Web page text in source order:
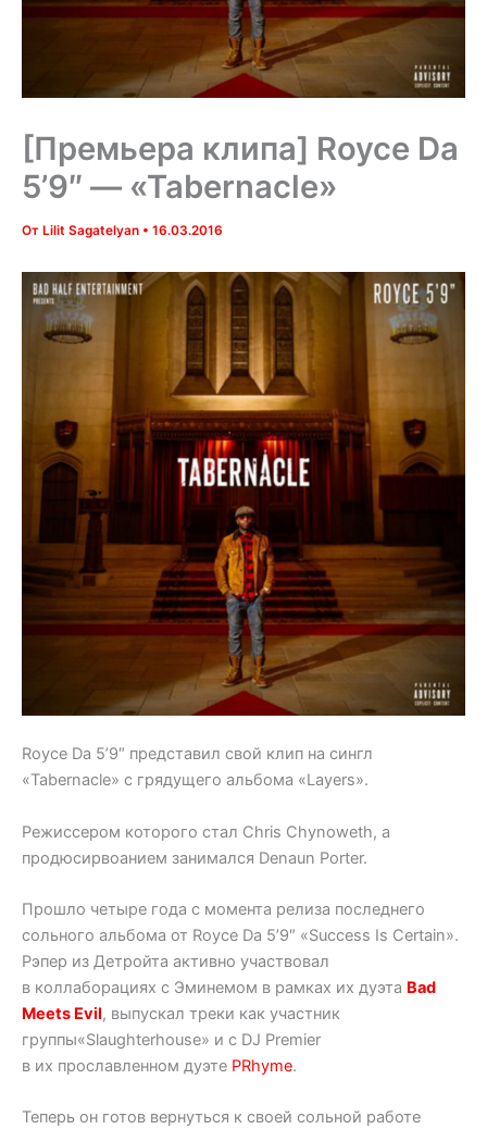
[Премьера клипа] Royce Da
5’9″ — «Tabernacle»
От Lilit Sagatelyan • 16.03.2016
Royce Da 5’9″ представил свой клип на сингл
«Tabernacle» с грядущего альбома «Layers».
Режиссером которого стал Chris Chynoweth, а
продюсирвоанием занимался Denaun Porter.
Прошло четыре года с момента релиза последнего
сольного альбома от Royce Da 5’9″ «Success Is Certain».
Рэпер из Детройта активно участвовал
в коллаборациях с Эминемом в рамках их дуэта Bad
Meets Evil, выпускал треки как участник
группы«Slaughterhouse» и с DJ Premier
в их прославленном дуэте PRhyme.
Теперь он готов вернуться к своей сольной работе